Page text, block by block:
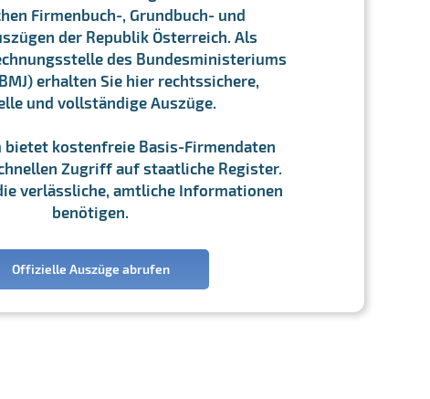
Firmenbuch-, Grundbuch- und
der Republik Österreich. Als
des Bundesministeriums
erhalten Sie hier rechtssichere,
und vollständige Auszüge.
bietet kostenfreie Basis-Firmendaten
Zugriff auf staatliche Register.
verlässliche, amtliche Informationen
benötigen.
Offizielle Auszüge abrufen